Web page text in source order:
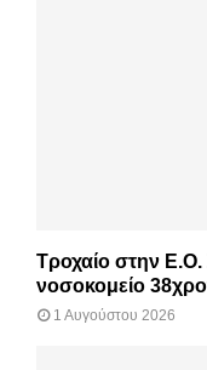
Τροχαίο στην
νοσοκομείο
1 Αυγούστου 2026